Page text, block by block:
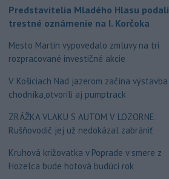
Predstavitelia Mladého Hlasu podali
trestné oznámenie na I. Korčoka
Mesto Martin vypovedalo zmluvy na tri
rozpracované investičné akcie
V Košiciach Nad jazerom začína výstavba
chodníka,otvorili aj pumptrack
ZRÁŽKA VLAKU S AUTOM V LOZORNE:
Rušňovodič jej už nedokázal zabrániť
Kruhová križovatka v Poprade v smere z
Hozelca bude hotová budúci rok